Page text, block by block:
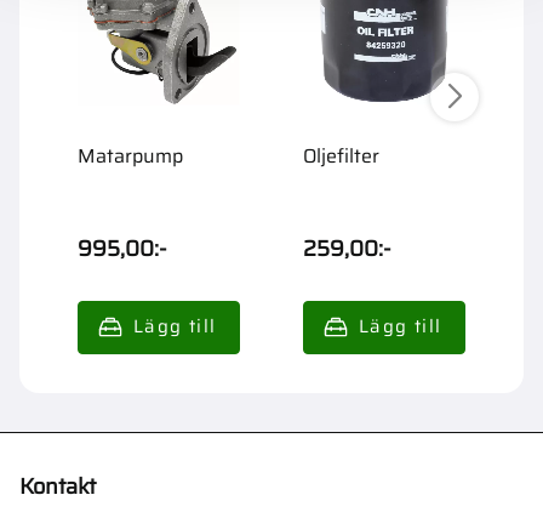
Matarpump
995,00:-
Oljefilter
259,00:-
Kontakt